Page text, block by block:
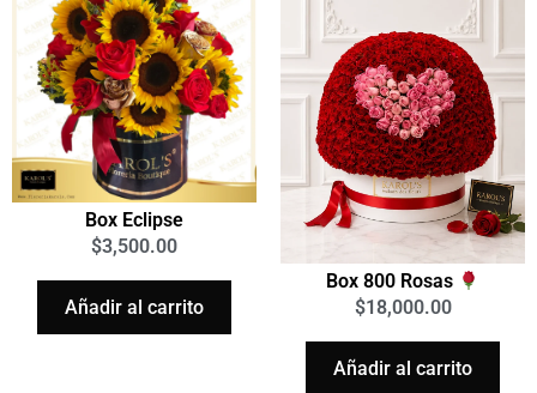
Box Eclipse
$3,500.00
Añadir al carrito
Box 800 Rosas
$18,000.00
Añadir al carrito